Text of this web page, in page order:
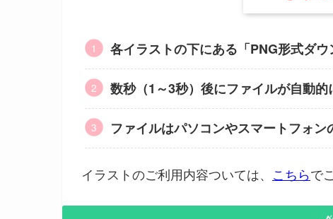
各イラストの下にある「PNG形式ダ
数秒（1～3秒）後にファイルが自動的
ファイルはパソコンやスマートフォン
イラストのご利用内容ついては、 こちらで